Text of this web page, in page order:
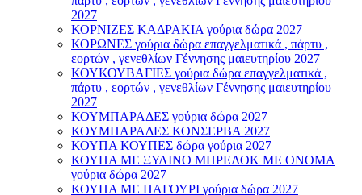
2027
ΚΟΡΝΙΖΕΣ ΚΑΔΡΑΚΙΑ γούρια δώρα 2027
ΚΟΡΩΝΕΣ γούρια δώρα επαγγελματικά , πάρτυ ,
εορτών , γενεθλίων Γέννησης μαιευτηρίου 2027
ΚΟΥΚΟΥΒΑΓΙΕΣ γούρια δώρα επαγγελματικά ,
πάρτυ , εορτών , γενεθλίων Γέννησης μαιευτηρίου
2027
ΚΟΥΜΠΑΡΑΔΕΣ γούρια δώρα 2027
ΚΟΥΜΠΑΡΑΔΕΣ ΚΟΝΣΕΡΒΑ 2027
ΚΟΥΠΑ ΚΟΥΠΕΣ δώρα γούρια 2027
ΚΟΥΠΑ ΜΕ ΞΥΛΙΝΟ ΜΠΡΕΛΟΚ ΜΕ ΟΝΟΜΑ
γούρια δώρα 2027
ΚΟΥΠΑ ΜΕ ΠΑΓΟΥΡΙ γούρια δώρα 2027